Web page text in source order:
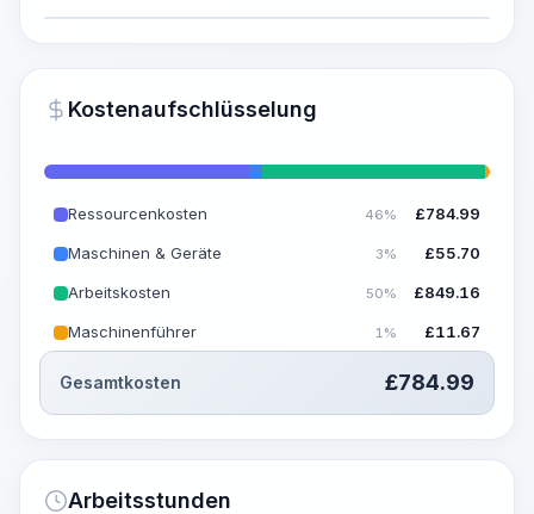
~15-30 Sek.
Kostenaufschlüsselung
Ressourcenkosten 46% £784.99
Maschinen & Geräte 3% £55.70
Arbeitskosten 50% £849.16
Maschinenführer 1% £11.67
Gesamtkosten £784.99
Arbeitsstunden